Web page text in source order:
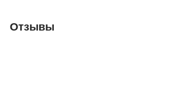
Отзывы